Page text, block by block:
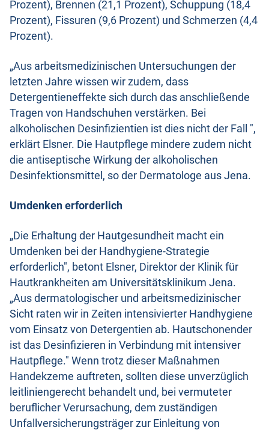
Prozent), Brennen (21,1 Prozent), Schuppung (18,4
Prozent), Fissuren (9,6 Prozent) und Schmerzen (4,4
Prozent).
„Aus arbeitsmedizinischen Untersuchungen der
letzten Jahre wissen wir zudem, dass
Detergentieneffekte sich durch das anschließende
Tragen von Handschuhen verstärken. Bei
alkoholischen Desinfizientien ist dies nicht der Fall ",
erklärt Elsner. Die Hautpflege mindere zudem nicht
die antiseptische Wirkung der alkoholischen
Desinfektionsmittel, so der Dermatologe aus Jena.
Umdenken erforderlich
„Die Erhaltung der Hautgesundheit macht ein
Umdenken bei der Handhygiene-Strategie
erforderlich", betont Elsner, Direktor der Klinik für
Hautkrankheiten am Universitätsklinikum Jena.
„Aus dermatologischer und arbeitsmedizinischer
Sicht raten wir in Zeiten intensivierter Handhygiene
vom Einsatz von Detergentien ab. Hautschonender
ist das Desinfizieren in Verbindung mit intensiver
Hautpflege." Wenn trotz dieser Maßnahmen
Handekzeme auftreten, sollten diese unverzüglich
leitliniengerecht behandelt und, bei vermuteter
beruflicher Verursachung, dem zuständigen
Unfallversicherungsträger zur Einleitung von